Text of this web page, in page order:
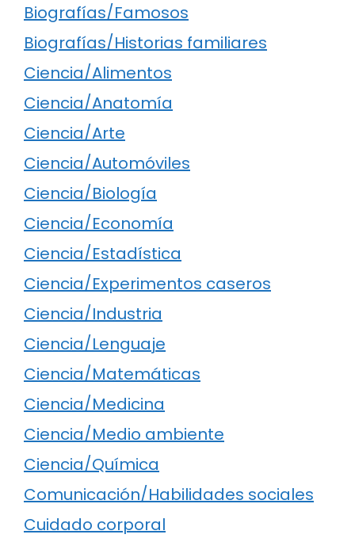
Biografías/Famosos
Biografías/Historias familiares
Ciencia/Alimentos
Ciencia/Anatomía
Ciencia/Arte
Ciencia/Automóviles
Ciencia/Biología
Ciencia/Economía
Ciencia/Estadística
Ciencia/Experimentos caseros
Ciencia/Industria
Ciencia/Lenguaje
Ciencia/Matemáticas
Ciencia/Medicina
Ciencia/Medio ambiente
Ciencia/Química
Comunicación/Habilidades sociales
Cuidado corporal